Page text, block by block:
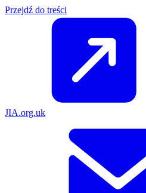
Przejdź do treści
JIA.org.uk